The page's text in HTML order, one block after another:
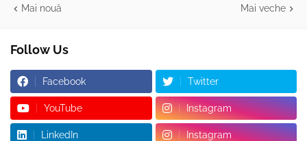
Mai nouă Mai veche
Follow Us
Facebook Twitter
YouTube Instagram
LinkedIn Instagram